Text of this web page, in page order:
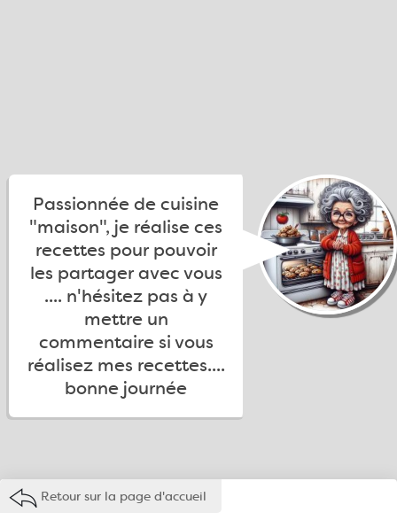
Passionnée de cuisine
"maison", je réalise ces
recettes pour pouvoir
les partager avec vous
.... n'hésitez pas à y
mettre un
commentaire si vous
réalisez mes recettes....
bonne journée
Retour sur la page d'accueil